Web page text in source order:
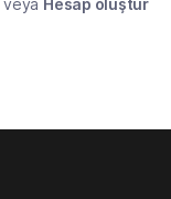
veya Hesap oluştur